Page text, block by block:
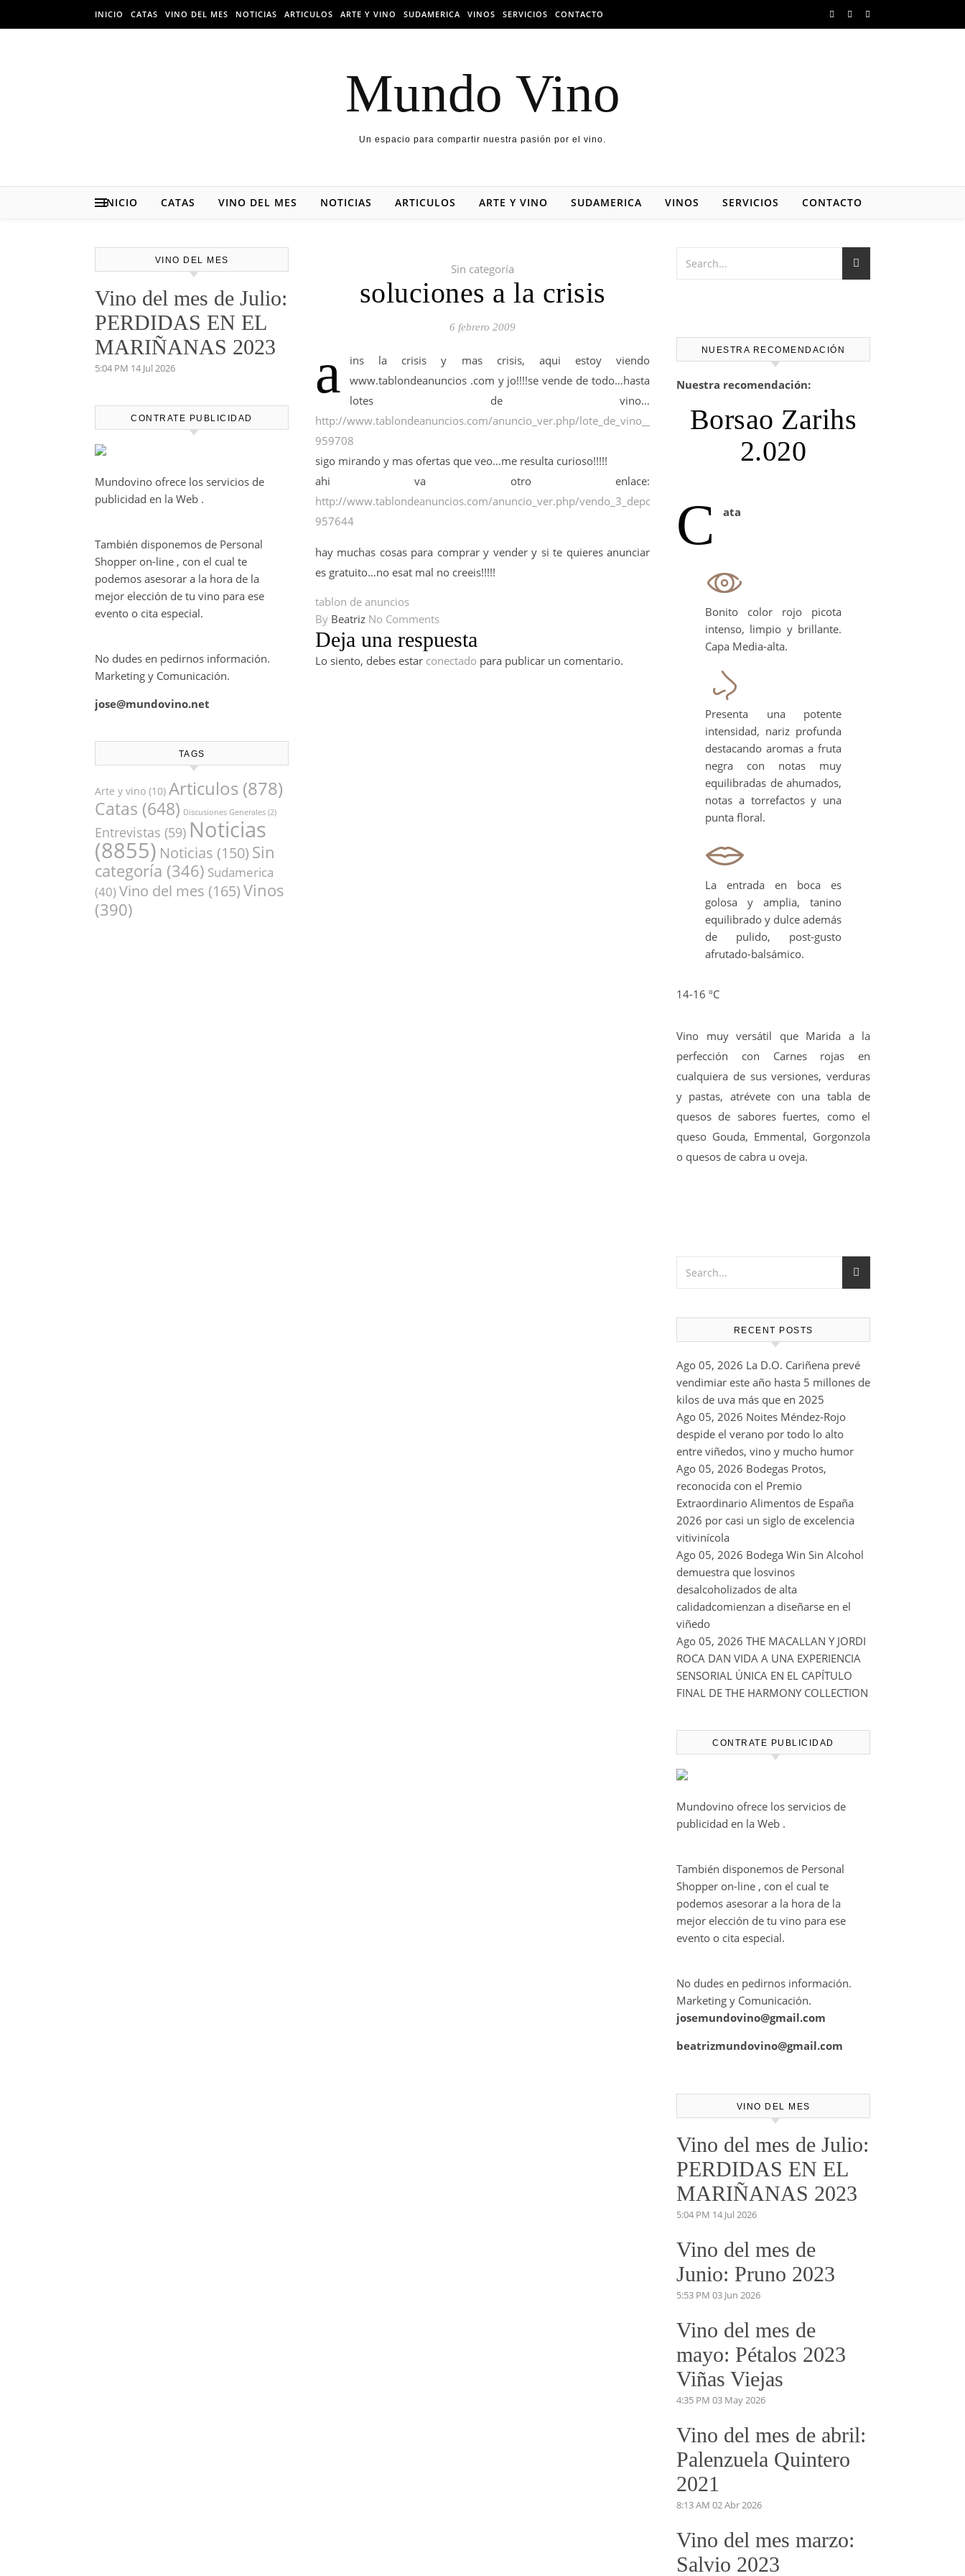
to
INICIO CATAS VINO DEL MES NOTICIAS ARTICULOS ARTE Y VINO SUDAMERICA VINOS SERVICIOS CONTACTO
Mundo Vino
Un espacio para compartir nuestra pasión por el vino.
INICIO CATAS VINO DEL MES NOTICIAS ARTICULOS ARTE Y VINO SUDAMERICA VINOS SERVICIOS CONTACTO
VINO DEL MES
Vino del mes de Julio:
PERDIDAS EN EL
MARIÑANAS 2023
5:04 PM 14 Jul 2026
CONTRATE PUBLICIDAD
Mundovino ofrece los servicios de
publicidad en la Web .
También disponemos de Personal
Shopper on-line , con el cual te
podemos asesorar a la hora de la
mejor elección de tu vino para ese
evento o cita especial.
No dudes en pedirnos información.
Marketing y Comunicación.
jose@mundovino.net
TAGS
Arte y vino (10) Articulos (878)
Catas (648) Discusiones Generales (2)
Entrevistas (59) Noticias
(8855) Noticias (150) Sin
categoría (346) Sudamerica
(40)Vino del mes (165)Vinos
(390)
Sin categoría
soluciones a la crisis
6 febrero 2009
a
ins la crisis y mas crisis, aqui estoy viendo
www.tablondeanuncios .com y jo!!!!se vende de todo…hasta
lotes de vino…
http://www.tablondeanuncios.com/anuncio_ver.php/lote_de_vino__reserva__urge-
959708
sigo mirando y mas ofertas que veo…me resulta curioso!!!!!
ahi va otro enlace:
http://www.tablondeanuncios.com/anuncio_ver.php/vendo_3_depositos_de_inoxidable_para_vino_y_aceite-
957644
hay muchas cosas para comprar y vender y si te quieres anunciar
es gratuito…no esat mal no creeis!!!!!
tablon de anuncios
By Beatriz No Comments
Deja una respuesta
Lo siento, debes estar conectado para publicar un comentario.
NUESTRA RECOMENDACIÓN
Nuestra recomendación:
Borsao Zarihs
2.020
C ata
Bonito color rojo picota
intenso, limpio y brillante.
Capa Media-alta.
Presenta una potente
intensidad, nariz profunda
destacando aromas a fruta
negra con notas muy
equilibradas de ahumados,
notas a torrefactos y una
punta floral.
La entrada en boca es
golosa y amplia, tanino
equilibrado y dulce además
de pulido, post-gusto
afrutado-balsámico.
14-16 ºC
Vino muy versátil que Marida a la
perfección con Carnes rojas en
cualquiera de sus versiones, verduras
y pastas, atrévete con una tabla de
quesos de sabores fuertes, como el
queso Gouda, Emmental, Gorgonzola
o quesos de cabra u oveja.
RECENT POSTS
Ago 05, 2026 La D.O. Cariñena prevé
vendimiar este año hasta 5 millones de
kilos de uva más que en 2025
Ago 05, 2026 Noites Méndez-Rojo
despide el verano por todo lo alto
entre viñedos, vino y mucho humor
Ago 05, 2026 Bodegas Protos,
reconocida con el Premio
Extraordinario Alimentos de España
2026 por casi un siglo de excelencia
vitivinícola
Ago 05, 2026 Bodega Win Sin Alcohol
demuestra que losvinos
desalcoholizados de alta
calidadcomienzan a diseñarse en el
viñedo
Ago 05, 2026 THE MACALLAN Y JORDI
ROCA DAN VIDA A UNA EXPERIENCIA
SENSORIAL ÚNICA EN EL CAPÍTULO
FINAL DE THE HARMONY COLLECTION
CONTRATE PUBLICIDAD
Mundovino ofrece los servicios de
publicidad en la Web .
También disponemos de Personal
Shopper on-line , con el cual te
podemos asesorar a la hora de la
mejor elección de tu vino para ese
evento o cita especial.
No dudes en pedirnos información.
Marketing y Comunicación.
josemundovino@gmail.com
beatrizmundovino@gmail.com
VINO DEL MES
Vino del mes de Julio:
PERDIDAS EN EL
MARIÑANAS 2023
5:04 PM 14 Jul 2026
Vino del mes de
Junio: Pruno 2023
5:53 PM 03 Jun 2026
Vino del mes de
mayo: Pétalos 2023
Viñas Viejas
4:35 PM 03 May 2026
Vino del mes de abril:
Palenzuela Quintero
2021
8:13 AM 02 Abr 2026
Vino del mes marzo:
Salvio 2023